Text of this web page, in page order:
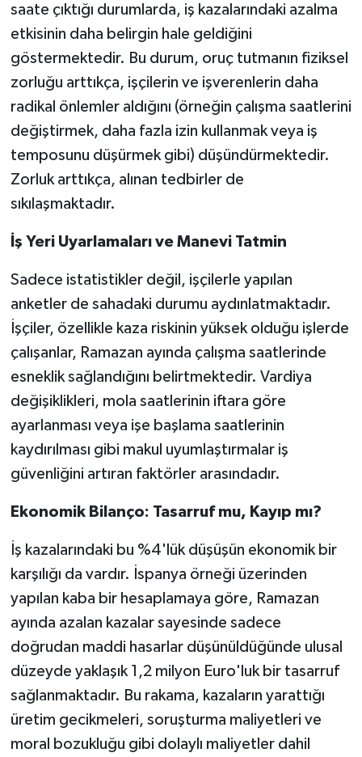
saate çıktığı durumlarda, iş kazalarındaki azalma
etkisinin daha belirgin hale geldiğini
göstermektedir. Bu durum, oruç tutmanın fiziksel
zorluğu arttıkça, işçilerin ve işverenlerin daha
radikal önlemler aldığını (örneğin çalışma saatlerini
değiştirmek, daha fazla izin kullanmak veya iş
temposunu düşürmek gibi) düşündürmektedir.
Zorluk arttıkça, alınan tedbirler de
sıkılaşmaktadır.
İş Yeri Uyarlamaları ve Manevi Tatmin
Sadece istatistikler değil, işçilerle yapılan
anketler de sahadaki durumu aydınlatmaktadır.
İşçiler, özellikle kaza riskinin yüksek olduğu işlerde
çalışanlar, Ramazan ayında çalışma saatlerinde
esneklik sağlandığını belirtmektedir. Vardiya
değişiklikleri, mola saatlerinin iftara göre
ayarlanması veya işe başlama saatlerinin
kaydırılması gibi makul uyumlaştırmalar iş
güvenliğini artıran faktörler arasındadır.
Ekonomik Bilanço: Tasarruf mu, Kayıp mı?
İş kazalarındaki bu %4'lük düşüşün ekonomik bir
karşılığı da vardır. İspanya örneği üzerinden
yapılan kaba bir hesaplamaya göre, Ramazan
ayında azalan kazalar sayesinde sadece
doğrudan maddi hasarlar düşünüldüğünde ulusal
düzeyde yaklaşık 1,2 milyon Euro'luk bir tasarruf
sağlanmaktadır. Bu rakama, kazaların yarattığı
üretim gecikmeleri, soruşturma maliyetleri ve
moral bozukluğu gibi dolaylı maliyetler dahil